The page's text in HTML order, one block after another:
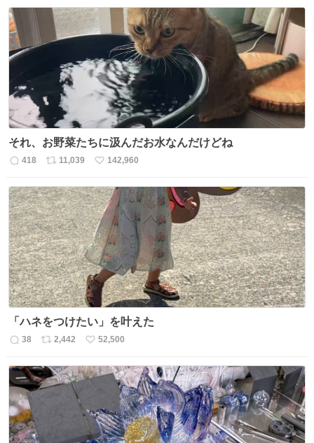
それ、お野菜たちに汲んだお水なんだけどね
返
数
418
リ
ス
ト
数
11,039
い
ね
数
142,960
「ハネをつけたい」を叶えた
返
数
38
リ
ス
ト
2,442
い
ね
52,500